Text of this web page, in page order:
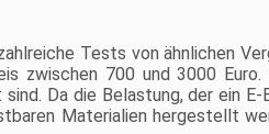
Tests von ähnlichen
zwischen 700 und 3000
Da die Belastung, der ein
Materialien hergestellt